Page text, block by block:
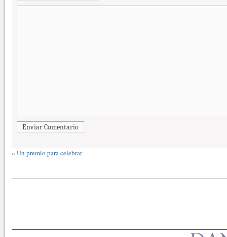
Enviar Comentario
« Un premio para celebrar